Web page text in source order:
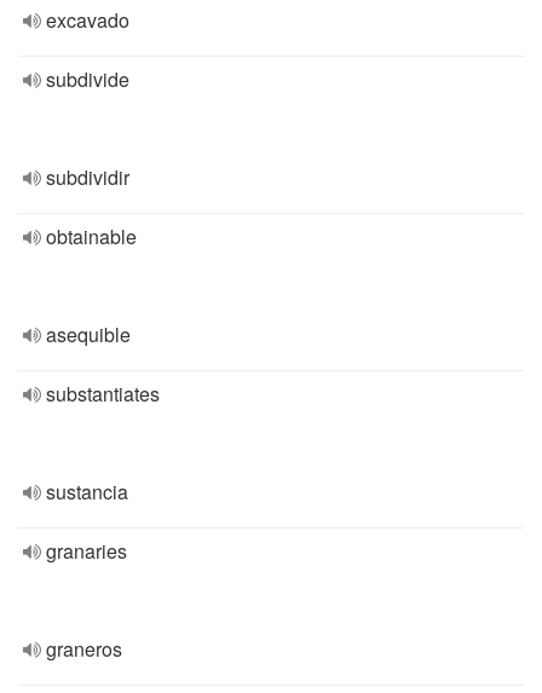
excavado
subdivide
subdividir
obtainable
asequible
substantiates
sustancia
granaries
graneros